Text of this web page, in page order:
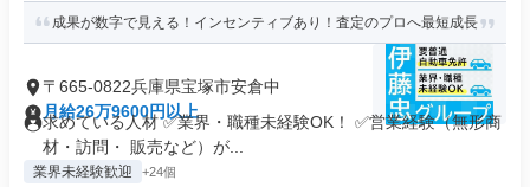
成果が数字で見える！インセンティブあり！査定のプロへ最短成長
〒665-0822兵庫県宝塚市安倉中
月給26万9600円以上
求めている人材 ✅業界・職種未経験OK！ ✅営業経験（無形商
材・訪問・ 販売など）が...
業界未経験歓迎 +24個